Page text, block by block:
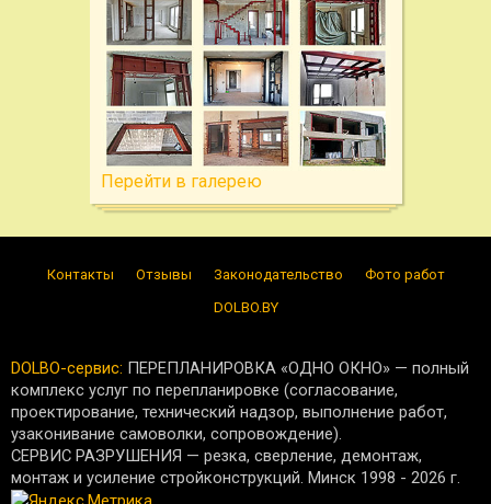
Перейти в галерею
Контакты Отзывы Законодательство
Фото работ
DOLBO.BY
DOLBO-сервис: ПЕРЕПЛАНИРОВКА «ОДНО ОКНО» — полный
комплекс услуг по перепланировке (согласование,
проектирование, технический надзор, выполнение работ,
узаконивание самоволки, сопровождение).
СЕРВИС РАЗРУШЕНИЯ — резка, сверление, демонтаж,
монтаж и усиление стройконструкций. Минск 1998 - 2026 г.